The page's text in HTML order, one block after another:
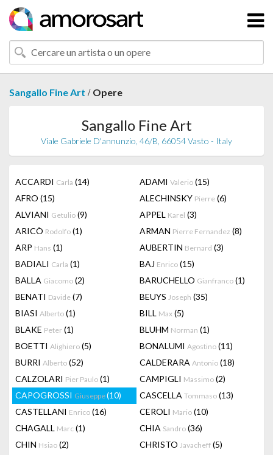
Sangallo Fine Art / Opere
Sangallo Fine Art
Viale Gabriele D'annunzio, 46/B, 66054 Vasto - Italy
ACCARDI Carla (14) ADAMI Valerio (15)
AFRO (15) ALECHINSKY Pierre (6)
ALVIANI Getulio (9) APPEL Karel (3)
ARICÒ Rodolfo (1) ARMAN Pierre Fernandez (8)
ARP Hans (1) AUBERTIN Bernard (3)
BADIALI Carla (1) BAJ Enrico (15)
BALLA Giacomo (2) BARUCHELLO Gianfranco (1)
BENATI Davide (7) BEUYS Joseph (35)
BIASI Alberto (1) BILL Max (5)
BLAKE Peter (1) BLUHM Norman (1)
BOETTI Alighiero (5) BONALUMI Agostino (11)
BURRI Alberto (52) CALDERARA Antonio (18)
CALZOLARI Pier Paulo (1) CAMPIGLI Massimo (2)
CAPOGROSSI Giuseppe(10) CASCELLA Tommaso (13)
CASTELLANI Enrico (16) CEROLI Mario (10)
CHAGALL Marc (1) CHIA Sandro (36)
CHIN Hsiao (2) CHRISTO Javacheff (5)